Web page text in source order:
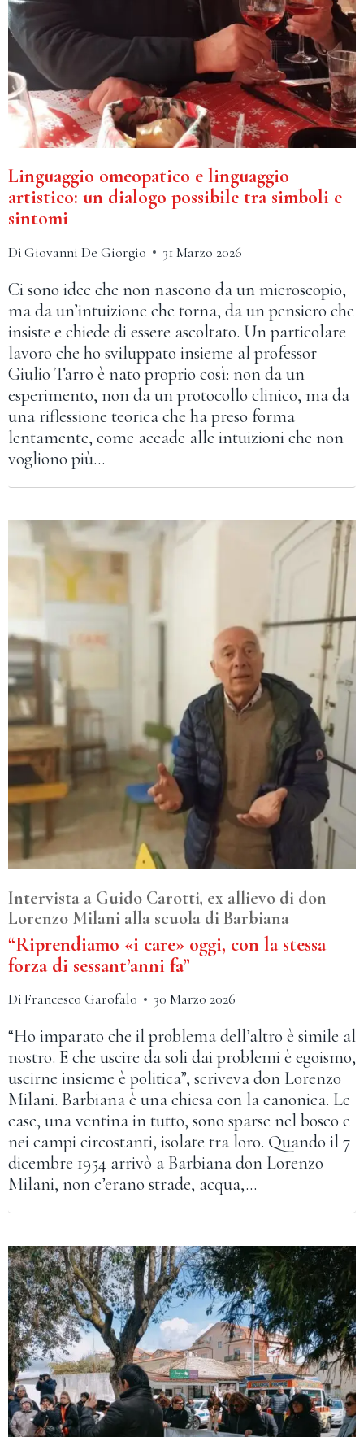
Linguaggio omeopatico e linguaggio
artistico: un dialogo possibile tra simboli e
sintomi
DiGiovanni De Giorgio 31 Marzo 2026
Ci sono idee che non nascono da un microscopio,
ma da un’intuizione che torna, da un pensiero che
insiste e chiede di essere ascoltato. Un particolare
lavoro che ho sviluppato insieme al professor
Giulio Tarro è nato proprio così: non da un
esperimento, non da un protocollo clinico, ma da
una riflessione teorica che ha preso forma
lentamente, come accade alle intuizioni che non
vogliono più…
Intervista a Guido Carotti, ex allievo di don
Lorenzo Milani alla scuola di Barbiana
“Riprendiamo «i care» oggi, con la stessa
forza di sessant’anni fa”
DiFrancesco Garofalo 30 Marzo 2026
“Ho imparato che il problema dell’altro è simile al
nostro. E che uscire da soli dai problemi è egoismo,
uscirne insieme è politica”, scriveva don Lorenzo
Milani. Barbiana è una chiesa con la canonica. Le
case, una ventina in tutto, sono sparse nel bosco e
nei campi circostanti, isolate tra loro. Quando il 7
dicembre 1954 arrivò a Barbiana don Lorenzo
Milani, non c’erano strade, acqua,…